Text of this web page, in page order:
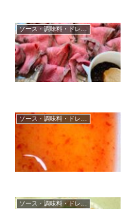
ソース・調味料・ドレッシング
ソース・調味料・ドレッシング